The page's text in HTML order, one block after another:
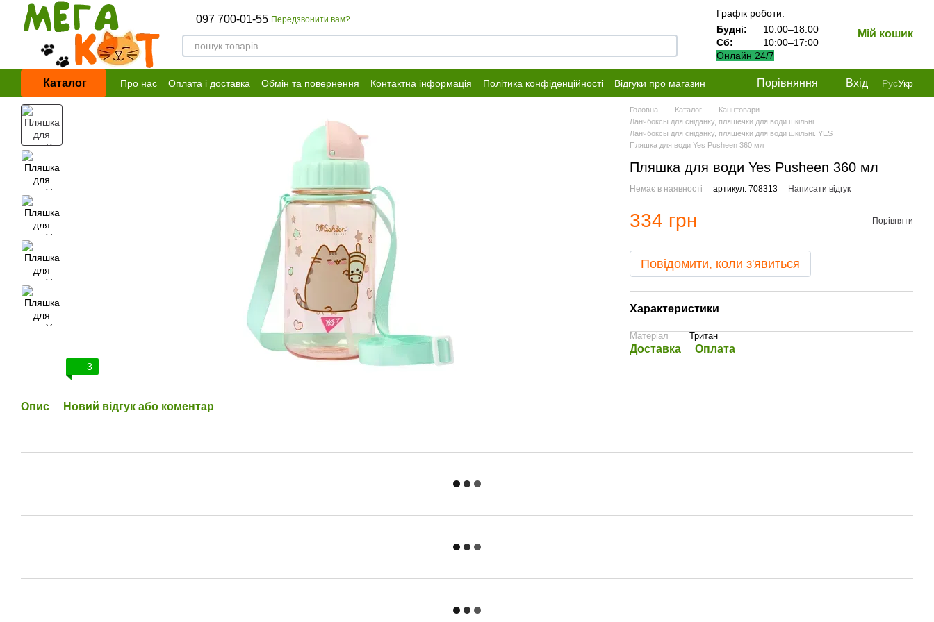
Перейти до основного контенту
097 700-01-55 Передзвонити вам?
Графік роботи:
Будні:
10:00–18:00
Сб:
10:00–17:00
Онлайн 24/7
Мій кошик
Каталог Про нас Оплата і доставка Обмін та повернення Контактна інформація Політика конфіденційності
Відгуки про магазин
Договір публічної оферти
Порівняння Вхід РусУкр
3
Опис Новий відгук або коментар
Головна Каталог
Канцтовари
Ланчбоксы для сніданку, пляшечки для води шкільні.
Ланчбоксы для сніданку, пляшечки для води шкільні. YES
Пляшка для води Yes Pusheen 360 мл
Пляшка для води Yes Pusheen 360 мл
Немає в наявності артикул: 708313 Написати відгук
334 грн Порівняти
Повідомити, коли з'явиться
Характеристики
Матеріал Тритан
Доставка Оплата